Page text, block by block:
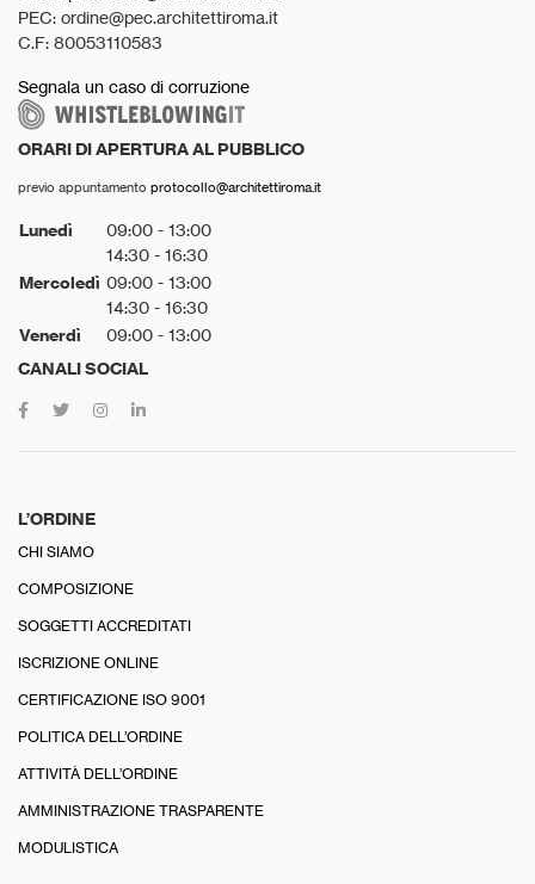
PEC: ordine@pec.architettiroma.it
C.F: 80053110583
Segnala un caso di corruzione
ORARI DI APERTURA AL PUBBLICO
previo appuntamento protocollo@architettiroma.it
Lunedì
09:00 - 13:00
14:30 - 16:30
Mercoledì 09:00 - 13:00
14:30 - 16:30
Venerdì 09:00 - 13:00
CANALI SOCIAL
L’ORDINE
CHI SIAMO
COMPOSIZIONE
SOGGETTI ACCREDITATI
ISCRIZIONE ONLINE
CERTIFICAZIONE ISO 9001
POLITICA DELL’ORDINE
ATTIVITÀ DELL’ORDINE
AMMINISTRAZIONE TRASPARENTE
MODULISTICA